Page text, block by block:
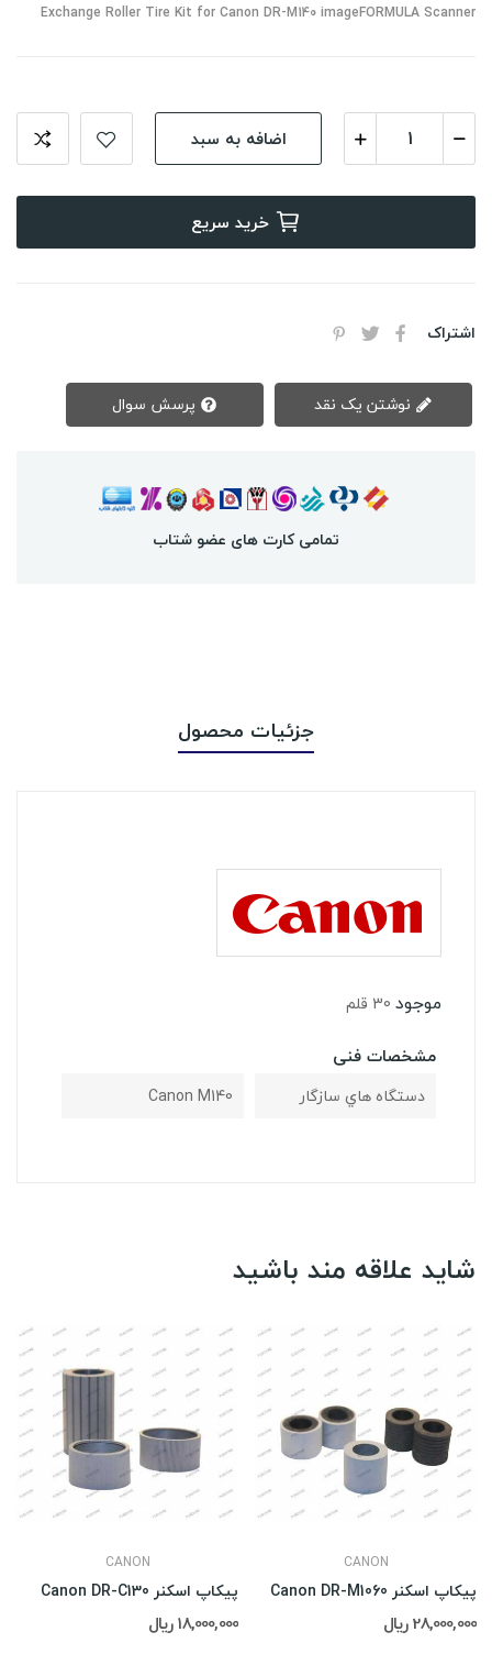
Exchange Roller Tire Kit for Canon DR-M140 imageFORMULA Scanner
اضافه به سبد
خرید سریع
اشتراک
تمامی کارت های عضو شتاب
جزئیات محصول
موجود 30 قلم
مشخصات فنی
دستگاه هاي سازگار Canon M140
شاید علاقه مند باشید
CANON
پیکاپ اسکنر Canon DR-C130
18,000,000 ریال
CANON
پیکاپ اسکنر Canon DR-M1060
28,000,000 ریال